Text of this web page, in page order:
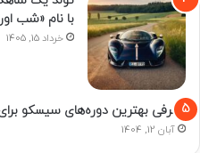
با نام «شب
خرداد 15, 1405
معرفی بهترین دوره‌های سیسکو
آبان 12, 1404